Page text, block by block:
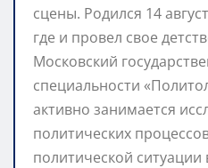
сцены. Родился 14
где и провел свое
Московский
специальности
активно занимается
политических
политической ситуации